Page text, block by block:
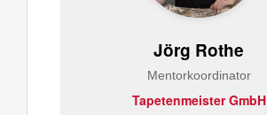
Jörg Rothe
Mentorkoordinator
Tapetenmeister GmbH